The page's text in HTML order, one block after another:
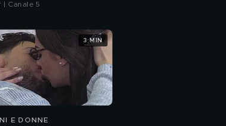
| Canale 5
E DONNE
3 MIN